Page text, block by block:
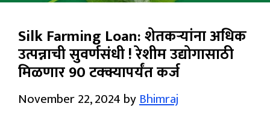
Silk Farming Loan: शेतकऱ्यांना अधिक
उत्पन्नाची सुवर्णसंधी ! रेशीम उद्योगासाठी
मिळणार 90 टक्क्यापर्यंत कर्ज
November 22, 2024 byBhimraj